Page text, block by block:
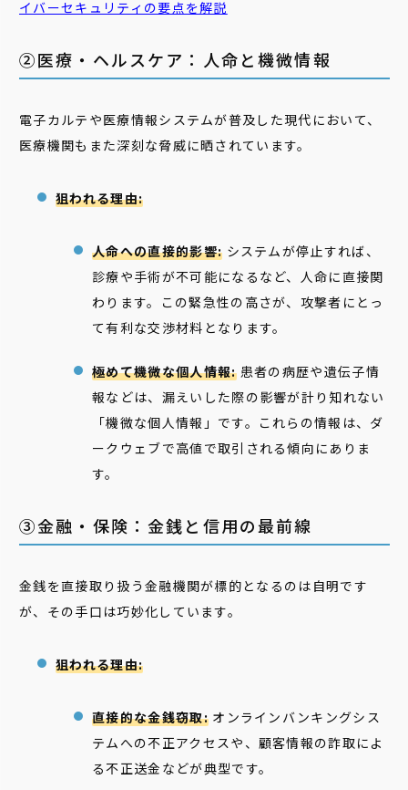
イバーセキュリティの要点を解説
②医療・ヘルスケア：人命と機微情報
電子カルテや医療情報システムが普及した現代において、
医療機関もまた深刻な脅威に晒されています。
狙われる理由:
人命への直接的影響: システムが停止すれば、
診療や手術が不可能になるなど、人命に直接関
わります。この緊急性の高さが、攻撃者にとっ
て有利な交渉材料となります。
極めて機微な個人情報:患者の病歴や遺伝子情
報などは、漏えいした際の影響が計り知れない
「機微な個人情報」です。これらの情報は、ダ
ークウェブで高値で取引される傾向にありま
す。
③金融・保険：金銭と信用の最前線
金銭を直接取り扱う金融機関が標的となるのは自明です
が、その手口は巧妙化しています。
狙われる理由:
直接的な金銭窃取:オンラインバンキングシス
テムへの不正アクセスや、顧客情報の詐取によ
る不正送金などが典型です。